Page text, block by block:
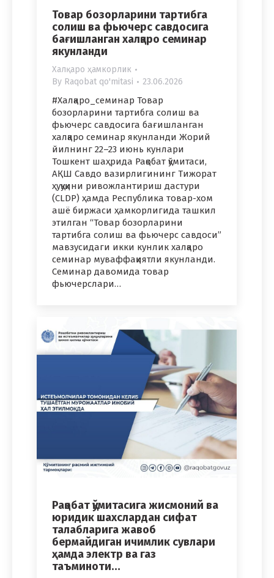
Товар бозорларини тартибга
солиш ва фьючерс савдосига
бағишланган халқаро семинар
якунланди
Халқаро ҳамкорлик
By Raqobat qo'mitasi 23.06.2026
#Халқаро_семинар Товар
бозорларини тартибга солиш ва
фьючерс савдосига бағишланган
халқаро семинар якунланди Жорий
йилнинг 22–23 июнь кунлари
Тошкент шаҳрида Рақобат қўмитаси,
АҚШ Савдо вазирлигининг Тижорат
ҳуқуқини ривожлантириш дастури
(CLDP) ҳамда Республика товар-хом
ашё биржаси ҳамкорлигида ташкил
этилган “Товар бозорларини
тартибга солиш ва фьючерс савдоси”
мавзусидаги икки кунлик халқаро
семинар муваффақиятли якунланди.
Семинар давомида товар
фьючерслари…
Рақобат қўмитасига жисмоний ва
юридик шахслардан сифат
талабларига жавоб
бермайдиган ичимлик сувлари
ҳамда электр ва газ
таъминоти…